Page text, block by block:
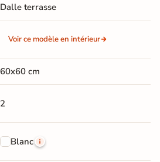
Dalle terrasse
Voir ce modèle en intérieur
60x60 cm
2
Blanc